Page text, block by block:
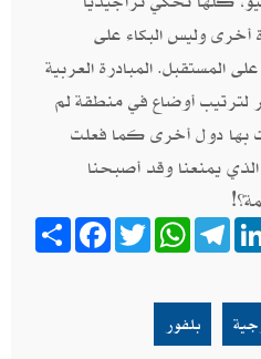
أخرى وليس البكاء على
المستقبل. المبادرة العربية
لترتيب أوضاع في منطقة لم
بها دول أخرى كما فعلت
يمنعنا وقد أصبحنا
Share
FacebookTwitter
WhatsApp
Telegram
بلفور